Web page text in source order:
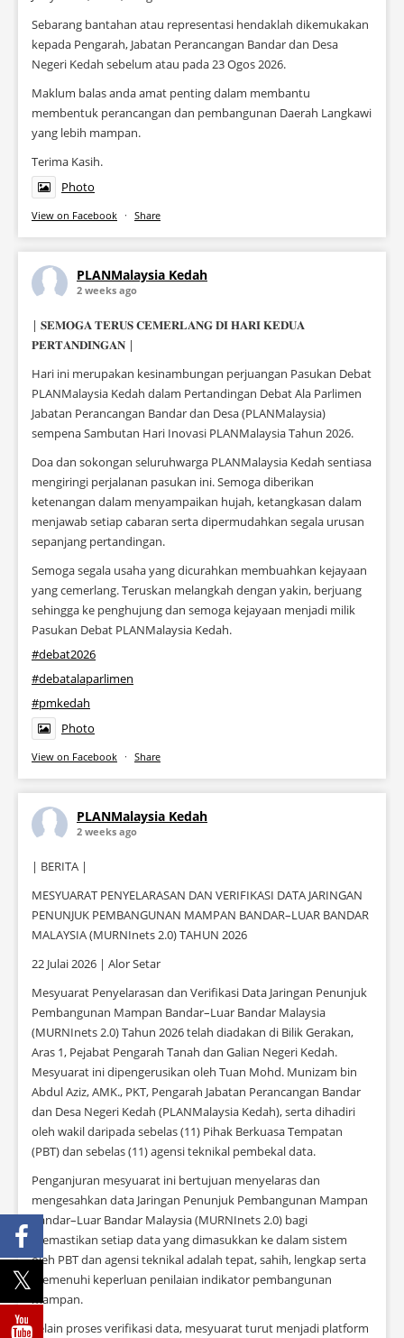
Sebarang bantahan atau representasi hendaklah dikemukakan
kepada Pengarah, Jabatan Perancangan Bandar dan Desa
Negeri Kedah sebelum atau pada 23 Ogos 2026.
Maklum balas anda amat penting dalam membantu
membentuk perancangan dan pembangunan Daerah Langkawi
yang lebih mampan.
Terima Kasih.
Photo
View on Facebook · Share
PLANMalaysia Kedah
2 weeks ago
| 𝐒𝐄𝐌𝐎𝐆𝐀 𝐓𝐄𝐑𝐔𝐒 𝐂𝐄𝐌𝐄𝐑𝐋𝐀𝐍𝐆 𝐃𝐈 𝐇𝐀𝐑𝐈 𝐊𝐄𝐃𝐔𝐀
𝐏𝐄𝐑𝐓𝐀𝐍𝐃𝐈𝐍𝐆𝐀𝐍 |
Hari ini merupakan kesinambungan perjuangan Pasukan Debat
PLANMalaysia Kedah dalam Pertandingan Debat Ala Parlimen
Jabatan Perancangan Bandar dan Desa (PLANMalaysia)
sempena Sambutan Hari Inovasi PLANMalaysia Tahun 2026.
Doa dan sokongan seluruhwarga PLANMalaysia Kedah sentiasa
mengiringi perjalanan pasukan ini. Semoga diberikan
ketenangan dalam menyampaikan hujah, ketangkasan dalam
menjawab setiap cabaran serta dipermudahkan segala urusan
sepanjang pertandingan.
Semoga segala usaha yang dicurahkan membuahkan kejayaan
yang cemerlang. Teruskan melangkah dengan yakin, berjuang
sehingga ke penghujung dan semoga kejayaan menjadi milik
Pasukan Debat PLANMalaysia Kedah.
#debat2026
#debatalaparlimen
#pmkedah
Photo
View on Facebook · Share
PLANMalaysia Kedah
2 weeks ago
| BERITA |
MESYUARAT PENYELARASAN DAN VERIFIKASI DATA JARINGAN
PENUNJUK PEMBANGUNAN MAMPAN BANDAR–LUAR BANDAR
MALAYSIA (MURNInets 2.0) TAHUN 2026
22 Julai 2026 | Alor Setar
Mesyuarat Penyelarasan dan Verifikasi Data Jaringan Penunjuk
Pembangunan Mampan Bandar–Luar Bandar Malaysia
(MURNInets 2.0) Tahun 2026 telah diadakan di Bilik Gerakan,
Aras 1, Pejabat Pengarah Tanah dan Galian Negeri Kedah.
Mesyuarat ini dipengerusikan oleh Tuan Mohd. Munizam bin
Abdul Aziz, AMK., PKT, Pengarah Jabatan Perancangan Bandar
dan Desa Negeri Kedah (PLANMalaysia Kedah), serta dihadiri
oleh wakil daripada sebelas (11) Pihak Berkuasa Tempatan
(PBT) dan sebelas (11) agensi teknikal pembekal data.
Penganjuran mesyuarat ini bertujuan menyelaras dan
mengesahkan data Jaringan Penunjuk Pembangunan Mampan
Bandar–Luar Bandar Malaysia (MURNInets 2.0) bagi
memastikan setiap data yang dimasukkan ke dalam sistem
oleh PBT dan agensi teknikal adalah tepat, sahih, lengkap serta
memenuhi keperluan penilaian indikator pembangunan
mampan.
Selain proses verifikasi data, mesyuarat turut menjadi platform